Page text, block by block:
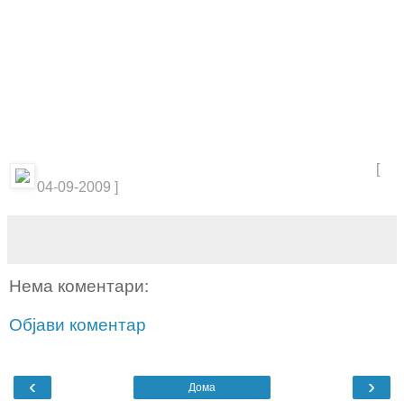
[
04-09-2009 ]
Нема коментари:
Објави коментар
‹ ›
Дома